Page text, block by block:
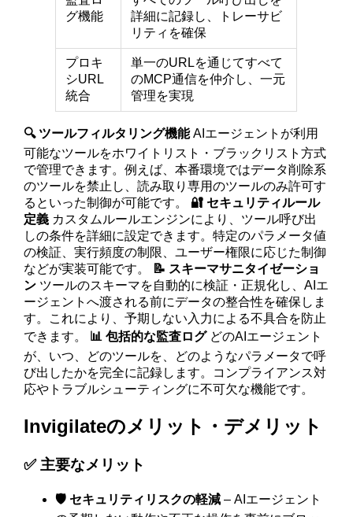
グ機能
詳細に記録し、トレーサビ
リティを確保
プロキ
シURL
統合
単一のURLを通じてすべて
のMCP通信を仲介し、一元
管理を実現
🔍 ツールフィルタリング機能AIエージェントが利用
可能なツールをホワイトリスト・ブラックリスト方式
で管理できます。例えば、本番環境ではデータ削除系
のツールを禁止し、読み取り専用のツールのみ許可す
るといった制御が可能です。 🔐 セキュリティルール
定義 カスタムルールエンジンにより、ツール呼び出
しの条件を詳細に設定できます。特定のパラメータ値
の検証、実行頻度の制限、ユーザー権限に応じた制御
などが実装可能です。
📝 スキーマサニタイゼーショ
ン ツールのスキーマを自動的に検証・正規化し、AIエ
ージェントへ渡される前にデータの整合性を確保しま
す。これにより、予期しない入力による不具合を防止
できます。 📊 包括的な監査ログどのAIエージェント
が、いつ、どのツールを、どのようなパラメータで呼
び出したかを完全に記録します。コンプライアンス対
応やトラブルシューティングに不可欠な機能です。
Invigilateのメリット・デメリット
✅ 主要なメリット
🛡️ セキュリティリスクの軽減 – AIエージェント